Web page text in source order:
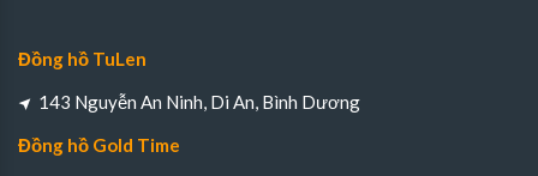
Đồng hồ TuLen
143 Nguyễn An Ninh, Di An, Bình Dương
Đồng hồ Gold Time